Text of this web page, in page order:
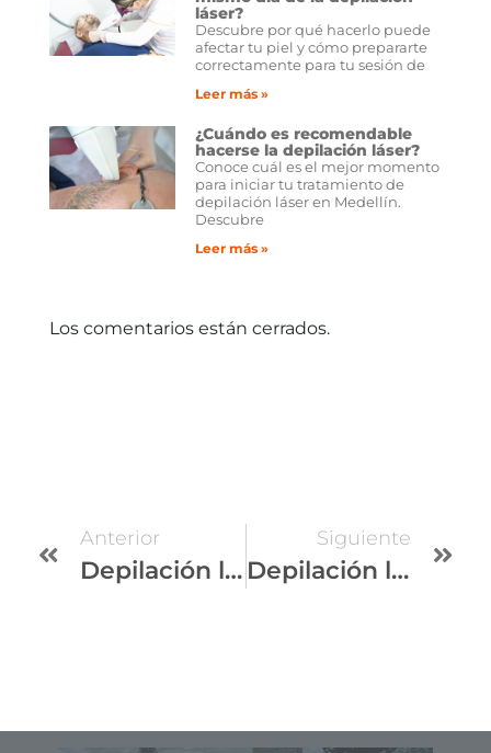
láser?
Descubre por qué hacerlo puede
afectar tu piel y cómo prepararte
correctamente para tu sesión de
Leer más »
¿Cuándo es recomendable
hacerse la depilación láser?
Conoce cuál es el mejor momento
para iniciar tu tratamiento de
depilación láser en Medellín.
Descubre
Leer más »
Los comentarios están cerrados.
Anterior
Depilación láser para zona íntima: seguridad, confianza y resultados duraderos
Siguiente
Depilación láser Medellín: resultados reales y tecnología avanzada